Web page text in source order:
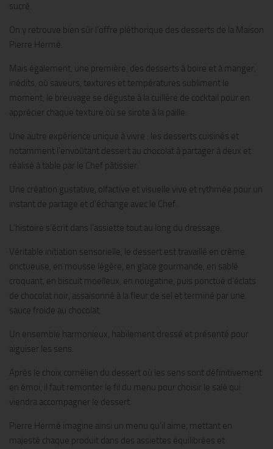
sucré.
On y retrouve bien sûr l’offre pléthorique des desserts de la Maison
Pierre Hermé.
Mais également, une première, des desserts à boire et à manger,
inédits, où saveurs, textures et températures subliment le
moment, le breuvage se déguste à la cuillère de cocktail pour en
apprécier chaque texture où se sirote à la paille.
Une autre expérience unique à vivre : les desserts cuisinés et
notamment l’envoûtant dessert au chocolat à partager à deux et
réalisé à table par le Chef pâtissier.
Une création gustative, olfactive et visuelle vive et rythmée pour un
instant de partage et d’échange avec le Chef.
L’histoire s’écrit dans l’assiette tout au long du dressage.
Véritable initiation sensorielle, le dessert est travaillé en crème
onctueuse, en mousse légère, en glace gourmande, en sablé
croquant, en biscuit moelleux, en nougatine, puis ponctué d’éclats
de chocolat noir, assaisonné à la fleur de sel et terminé par une
sauce froide au chocolat.
Un ensemble harmonieux, habilement dressé et présenté pour
aiguiser les sens.
Après le choix cornélien du dessert où les sens sont définitivement
en émoi, il faut remonter le fil du menu pour choisir le salé qui
viendra accompagner le dessert.
Pierre Hermé imagine ainsi un menu qu’il aime, mettant en
majesté chaque produit dans des assiettes équilibrées et